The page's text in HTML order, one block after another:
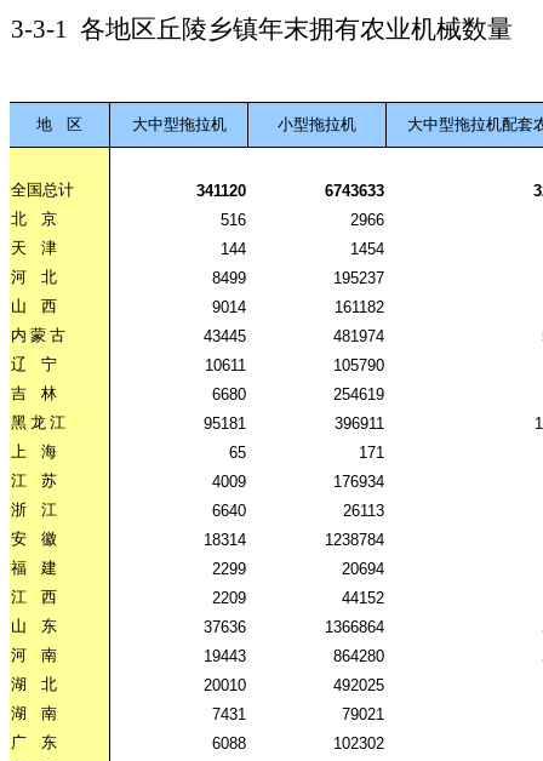
3-3-1 各地区丘陵乡镇年末拥有农业机械数量
地 区 大中型拖拉机 小型拖拉机 大中型拖拉机配套
全国总计 341120 6743633
北
京 516
2966
天
津 144
1454
河
北 8499
195237
山
西 9014
161182
内 蒙 古 43445 481974
辽
宁 10611
105790
吉
林 6680
254619
黑 龙 江 95181 396911
上
海 65
171
江
苏 4009
176934
浙
江 6640
26113
安
徽 18314 1238784
福
建 2299
20694
江
西 2209
44152
山
东 37636 1366864
河
南 19443 864280
湖
北 20010 492025
湖
南 7431
79021
广
东 6088
102302